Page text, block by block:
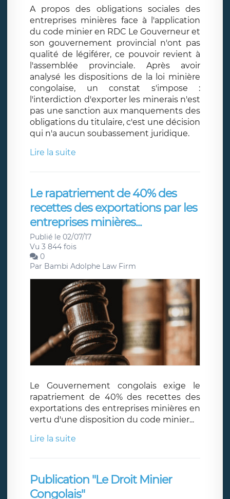
A propos des obligations sociales des
entreprises minières face à l'application
du code minier en RDC Le Gouverneur et
son gouvernement provincial n'ont pas
qualité de légiférer, ce pouvoir revient à
l'assemblée provinciale. Après avoir
analysé les dispositions de la loi minière
congolaise, un constat s'impose :
l'interdiction d'exporter les minerais n'est
pas une sanction aux manquements des
obligations du titulaire, c'est une décision
qui n'a aucun soubassement juridique.
Lire la suite
Le rapatriement de 40% des
recettes des exportations par les
entreprises minières...
Publié le 02/07/17
Vu 3 844 fois
0
Par Bambi Adolphe Law Firm
Le Gouvernement congolais exige le
rapatriement de 40% des recettes des
exportations des entreprises minières en
vertu d'une disposition du code minier...
Lire la suite
Publication "Le Droit Minier
Congolais"